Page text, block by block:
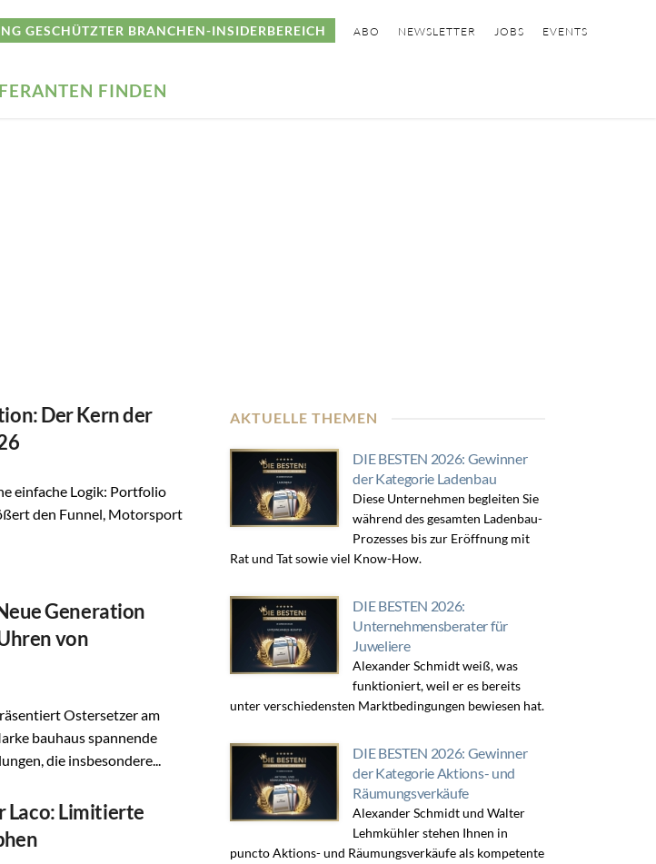
GESCHÜTZTER BRANCHEN-INSIDERBEREICH ABO NEWSLETTER JOBS EVENTS
FINDEN
Der Kern der
einfache Logik: Portfolio
den Funnel, Motorsport
Generation
von
Ostersetzer am
bauhaus spannende
die insbesondere...
Laco: Limitierte
AKTUELLE THEMEN
DIE BESTEN 2026: Gewinner
der Kategorie Ladenbau
Diese Unternehmen begleiten Sie
während des gesamten Ladenbau-
Prozesses bis zur Eröffnung mit
Rat und Tat sowie viel Know-How.
DIE BESTEN 2026:
Unternehmensberater für
Juweliere
Alexander Schmidt weiß, was
funktioniert, weil er es bereits
unter verschiedensten Marktbedingungen bewiesen hat.
DIE BESTEN 2026: Gewinner
der Kategorie Aktions- und
Räumungsverkäufe
Alexander Schmidt und Walter
Lehmkühler stehen Ihnen in
puncto Aktions- und Räumungsverkäufe als kompetente